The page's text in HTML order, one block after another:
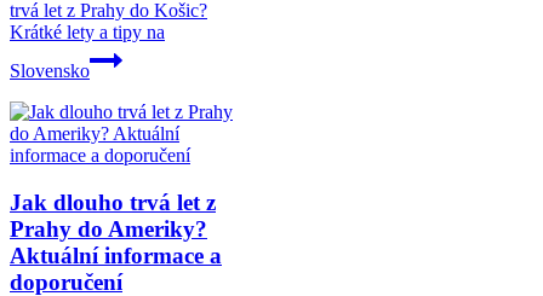
trvá let z Prahy do Košic?
Krátké lety a tipy na
Slovensko
Jak dlouho trvá let z
Prahy do Ameriky?
Aktuální informace a
doporučení